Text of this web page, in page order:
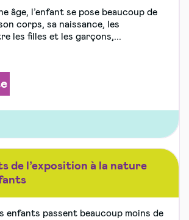
âge, l’enfant se pose beaucoup de
corps, sa naissance, les
les filles et les garçons,...
de l’exposition à la nature
enfants passent beaucoup moins de